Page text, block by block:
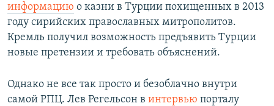
информацию о казни в Турции похищенных в 2013
году сирийских православных митрополитов.
Кремль получил возможность предъявить Турции
новые претензии и требовать объяснений.
Однако не все так просто и безоблачно внутри
самой РПЦ. Лев Регельсон в интервью порталу